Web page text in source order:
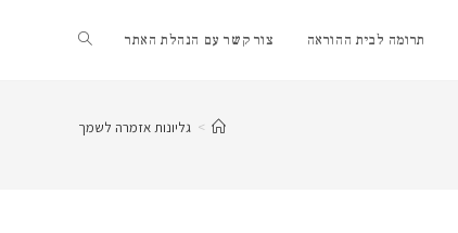
תרומה לבית ההוראה צור קשר עם הנהלת האתר Toggle
website > גליונות אזמרה לשמך